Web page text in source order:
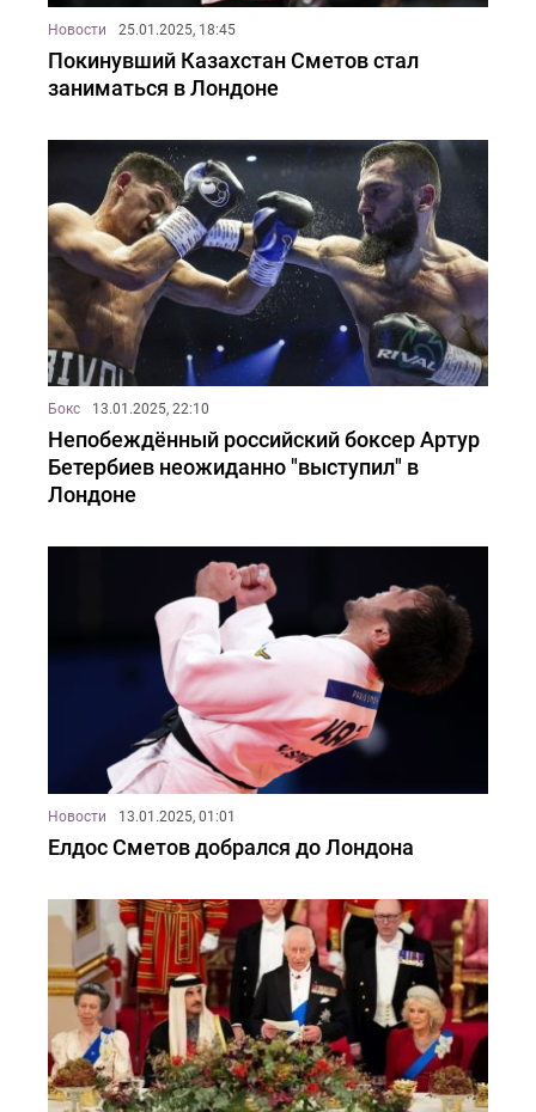
Новости 25.01.2025, 18:45
Покинувший Казахстан Сметов стал
заниматься в Лондоне
Бокс 13.01.2025, 22:10
Непобеждённый российский боксер Артур
Бетербиев неожиданно "выступил" в
Лондоне
Новости 13.01.2025, 01:01
Елдос Сметов добрался до Лондона